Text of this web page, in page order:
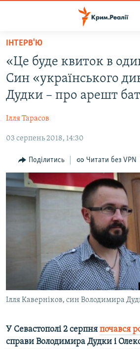
Перейти
основного
матеріалу
Перейти
до
основної
навігації
Перейти
пошуку
НОВИНИ
ВОДА.КРИМ
ВІДЕО ТА ФОТО
БЛОГИ
ПОГЛЯД
ІНТЕРВ'Ю
ВСЕ ЗА ДЕНЬ
СПЕЦПРОЕКТИ
СВІДЧЕННЯ ОКУПАЦІЇ
УКРАЇНСЬКА ПРОБЛЕМА КРИМУ
ІНФОГРАФІКА
ЯК ОБІЙТИ БЛОКУВАННЯ
Qırımtatar
ДОЛУЧАЙСЯ!
Усі сайти RFE/RL
ІНТЕРВ'Ю
«Це буде квиток в
Син «українського
Дудки – про арешт
Ілля Тарасов
03 серпень 2018, 14:30
Поділитись Читати без VPN
Ілля Каверніков, син Володимира
У Севастополі 2 серпня почався
справи Володимира Дудки і